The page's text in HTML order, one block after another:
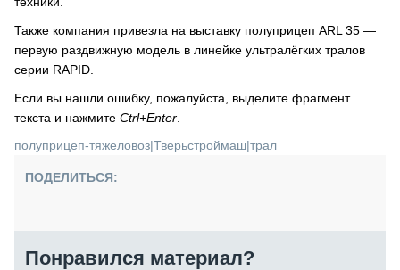
Также компания привезла на выставку полуприцеп ARL 35 —
первую раздвижную модель в линейке ультралёгких тралов
серии RAPID.
Если вы нашли ошибку, пожалуйста, выделите фрагмент
текста и нажмите Ctrl+Enter
полуприцеп-тяжеловоз|Тверьстроймаш|трал
ПОДЕЛИТЬСЯ:
Понравился материал?